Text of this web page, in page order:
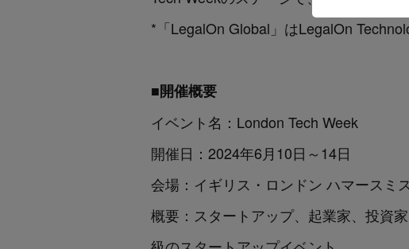
*「LegalOn Global」はLegalOn
■開催概要
イベント名：London Tech Week
開催日：2024年6月10日～14日
会場：イギリス・ロンドン ハマースミ
概要：スタートアップ、起業家、投資